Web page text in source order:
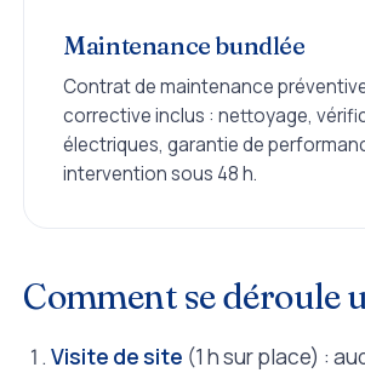
Maintenance bundlée
Contrat de maintenance
corrective inclus : nettoyage,
électriques, garantie de
intervention sous 48 h.
Comment se déroule
Visite de site (1 h sur place) :